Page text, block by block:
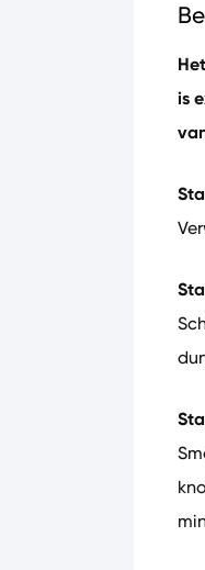
is